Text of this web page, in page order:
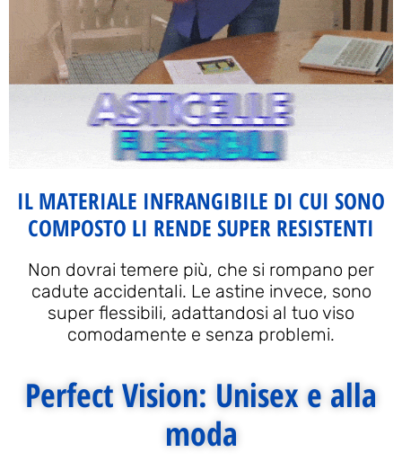
IL MATERIALE INFRANGIBILE DI CUI SONO
COMPOSTO LI RENDE SUPER RESISTENTI
Non dovrai temere più, che si rompano per
cadute accidentali. Le astine invece, sono
super flessibili, adattandosi al tuo viso
comodamente e senza problemi.
Perfect Vision: Unisex e alla
moda